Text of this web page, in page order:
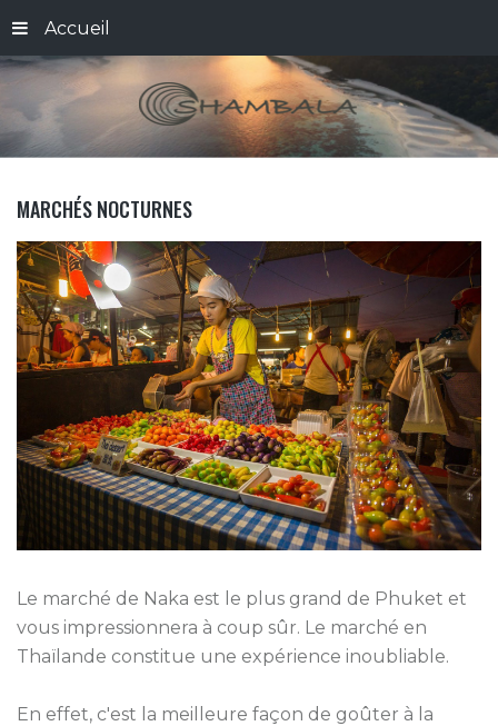
Accueil
MARCHÉS NOCTURNES
Le marché de Naka est le plus grand de Phuket et
vous impressionnera à coup sûr. Le marché en
Thaïlande constitue une expérience inoubliable.
En effet, c'est la meilleure façon de goûter à la